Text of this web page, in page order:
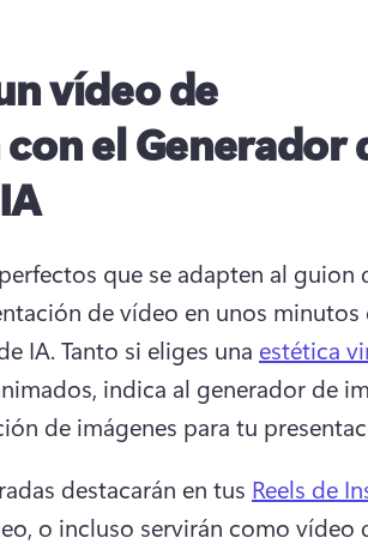
vídeo de
el Generador
que se adapten al guion
de vídeo en unos minutos
IA. Tanto si eliges una estética
indica al generador de
de imágenes para tu
destacarán en tus Reels de
o incluso servirán como vídeo